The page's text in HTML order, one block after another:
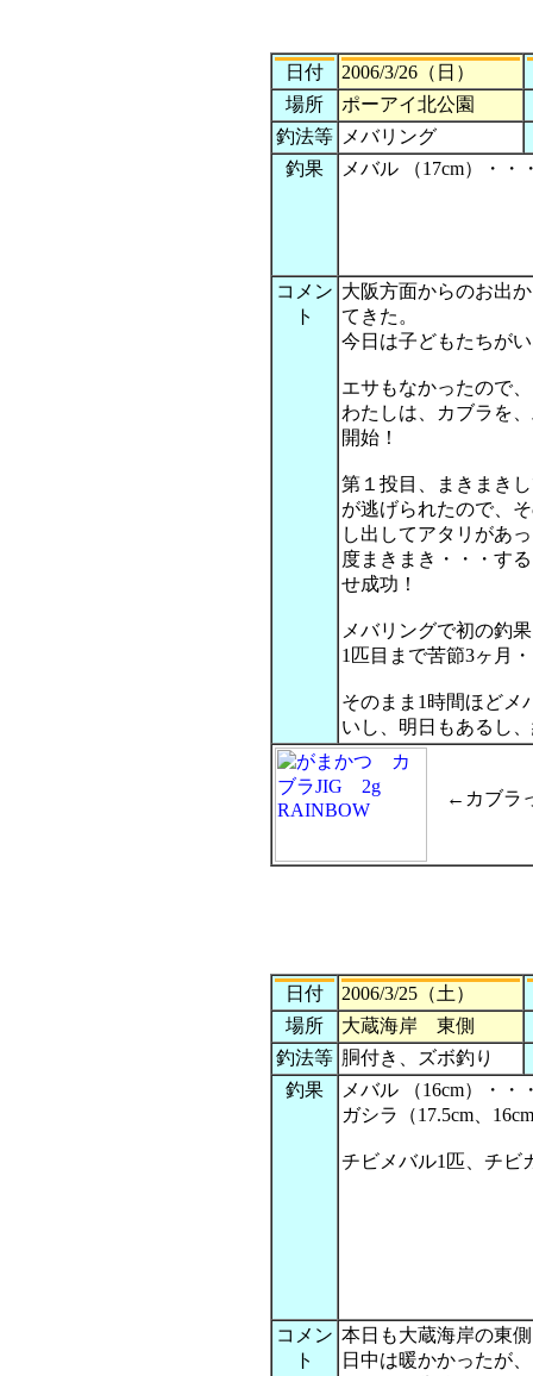
日付
2006/3/26（日）
場所
ポーアイ北公園
釣法等
メバリング
釣果
メバル （17cm）・・
コメン
ト
大阪方面からのお出
てきた。
今日は子どもたちが
エサもなかったので
わたしは、カブラを
開始！
第１投目、まきまき
が逃げられたので、
し出してアタリがあ
度まきまき・・・す
せ成功！
メバリングで初の釣
1匹目まで苦節3ヶ月
そのまま1時間ほどメ
いし、明日もあるし
←カブラ
日付
2006/3/25（土）
場所
大蔵海岸 東側
釣法等 胴付き、ズボ釣り
釣果
メバル （16cm）・・
ガシラ（17.5cm、
チビメバル1匹、チビ
コメン
ト
本日も大蔵海岸の東
日中は暖かかったが